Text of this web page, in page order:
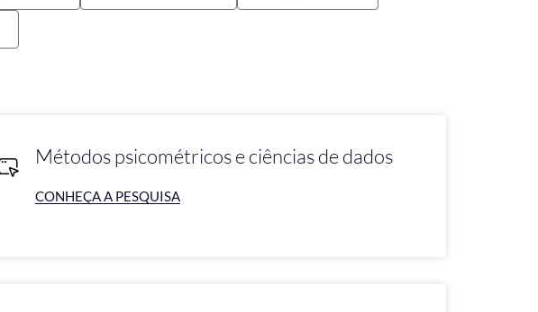
Métodos psicométricos e ciências de dados
CONHEÇA A PESQUISA